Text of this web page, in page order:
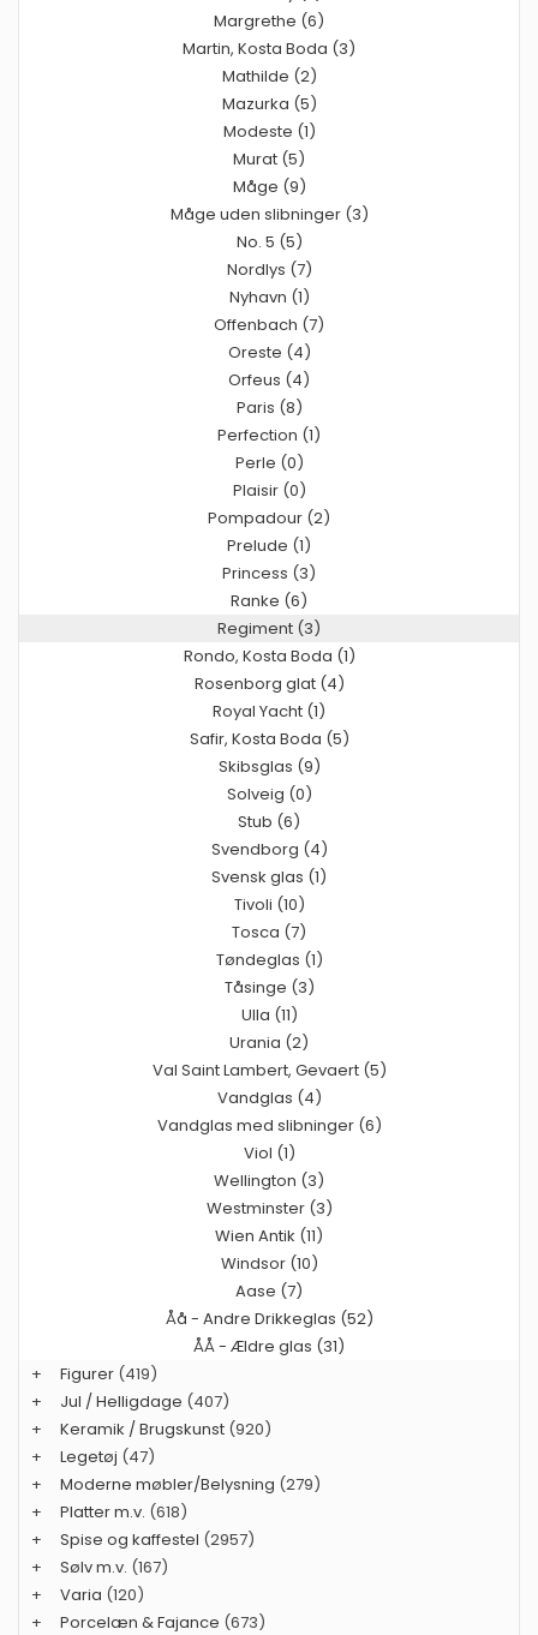
Margrethe (6)
Martin, Kosta Boda (3)
Mathilde (2)
Mazurka (5)
Modeste (1)
Murat (5)
Måge (9)
Måge uden slibninger (3)
No. 5 (5)
Nordlys (7)
Nyhavn (1)
Offenbach (7)
Oreste (4)
Orfeus (4)
Paris (8)
Perfection (1)
Perle (0)
Plaisir (0)
Pompadour (2)
Prelude (1)
Princess (3)
Ranke (6)
Regiment (3)
Rondo, Kosta Boda (1)
Rosenborg glat (4)
Royal Yacht (1)
Safir, Kosta Boda (5)
Skibsglas (9)
Solveig (0)
Stub (6)
Svendborg (4)
Svensk glas (1)
Tivoli (10)
Tosca (7)
Tøndeglas (1)
Tåsinge (3)
Ulla (11)
Urania (2)
Val Saint Lambert, Gevaert (5)
Vandglas (4)
Vandglas med slibninger (6)
Viol (1)
Wellington (3)
Westminster (3)
Wien Antik (11)
Windsor (10)
Aase (7)
Åå - Andre Drikkeglas (52)
ÅÅ - Ældre glas (31)
+
Figurer (419)
+
Jul / Helligdage (407)
+
Keramik / Brugskunst (920)
+
Legetøj (47)
+
Moderne møbler/Belysning (279)
+
Platter m.v. (618)
+
Spise og kaffestel (2957)
+
Sølv m.v. (167)
+
Varia (120)
+
Porcelæn & Fajance (673)